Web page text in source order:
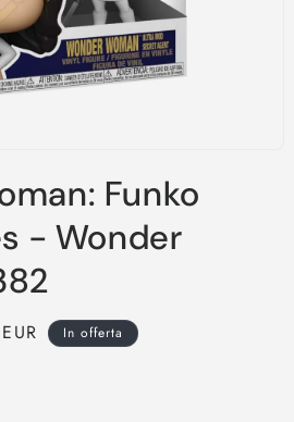
Funko
- Wonder
In offerta